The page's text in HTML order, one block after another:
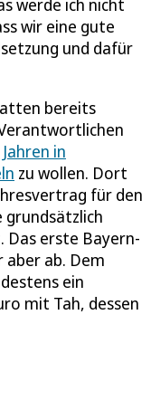
werde ich nicht
wir eine gute
und dafür
bereits
in
zu wollen. Dort
für den
Das erste Bayern-
ab. Dem
ein
mit Tah, dessen